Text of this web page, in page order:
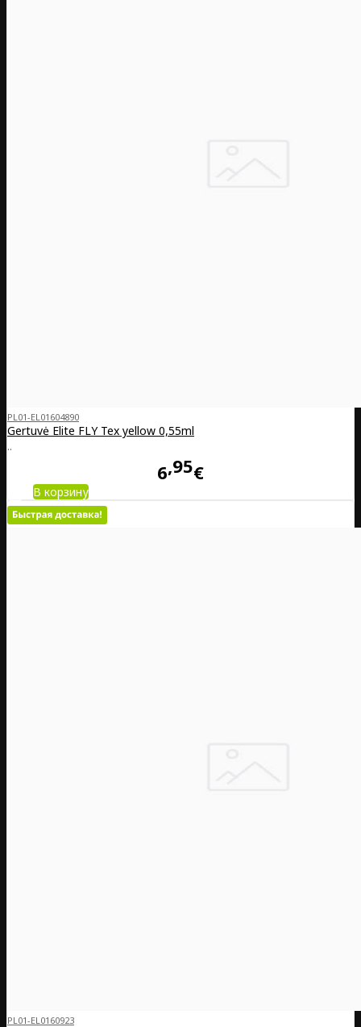
PL01-EL01604890
Gertuvė Elite FLY Tex yellow 0,55ml
..
6 95€
В корзину
PL01-EL0160923